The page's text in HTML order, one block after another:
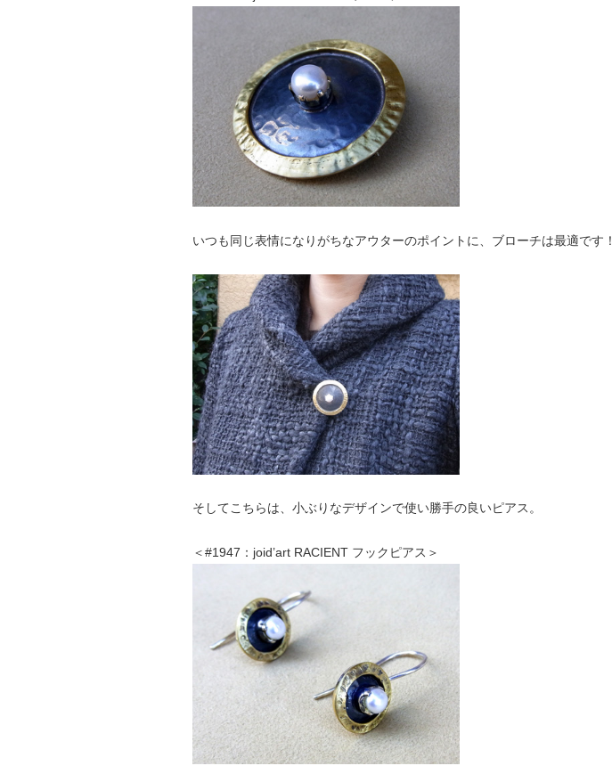
いつも同じ表情になりがちなアウターのポイントに、ブローチは最適です！
そしてこちらは、小ぶりなデザインで使い勝手の良いピアス。
＜#1947：joid’art RACIENT フックピアス＞